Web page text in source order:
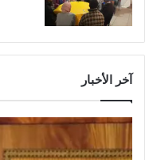
آخر الأخبار